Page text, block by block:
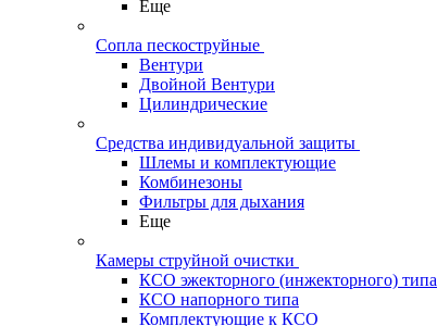
Еще
Сопла пескоструйные
Вентури
Двойной Вентури
Цилиндрические
Средства индивидуальной защиты
Шлемы и комплектующие
Комбинезоны
Фильтры для дыхания
Еще
Камеры струйной очистки
КСО эжекторного (инжекторного) типа
КСО напорного типа
Комплектующие к КСО